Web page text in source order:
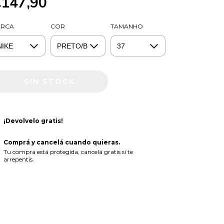
COR TAMANHO
¡Devolvelo gratis!
Comprá y cancelá cuando quieras.
Tu compra está protegida, cancelá gratis si te
arrepentís.